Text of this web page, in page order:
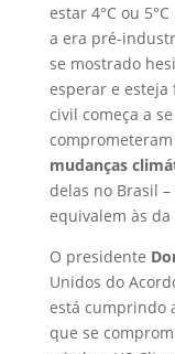
estar 4°C ou
a era pré-
se mostrado
esperar e esteja
civil começa a
mudanças
delas no Brasil
equivalem às da
O presidente
Unidos do
está cumprindo
que se